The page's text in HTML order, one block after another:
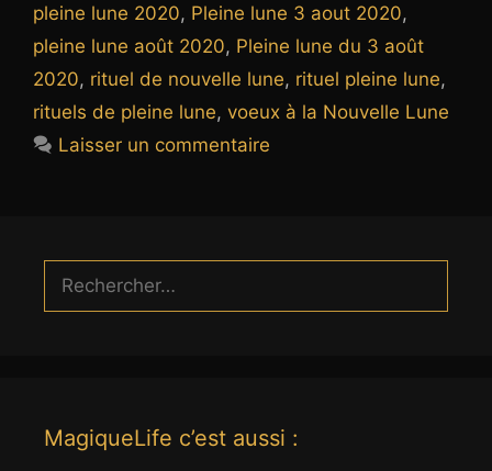
pleine lune 2020, Pleine lune 3 aout 2020,
pleine lune août 2020, Pleine lune du 3 août
2020, rituel de nouvelle lune, rituel pleine lune,
rituels de pleine lune, voeux à la Nouvelle Lune
Laisser un commentaire
MagiqueLife c’est aussi :